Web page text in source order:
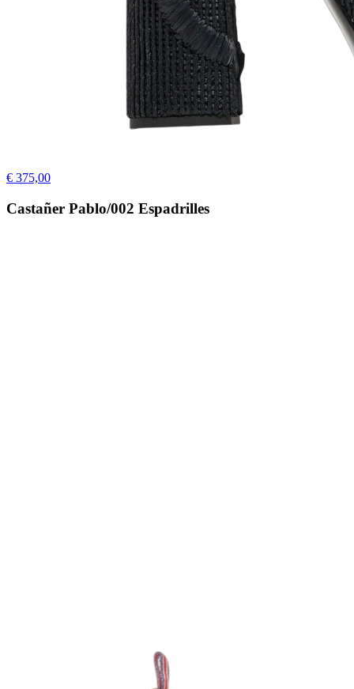
€ 375,00
Castañer Pablo/002 Espadrilles